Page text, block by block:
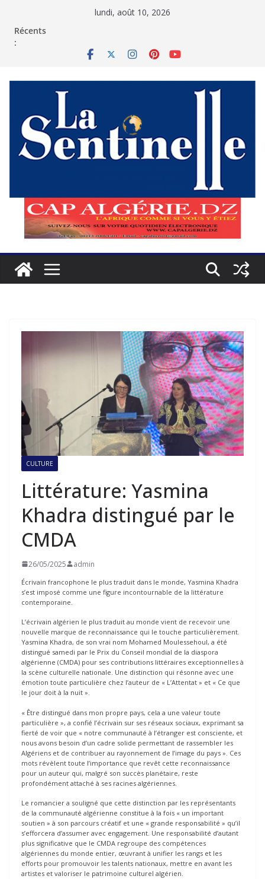
lundi, août 10, 2026
Récents
:
CULTURE
Littérature: Yasmina
Khadra distingué par le
CMDA
26/05/2025 admin
Écrivain francophone le plus traduit dans le monde, Yasmina Khadra
s’est imposé comme une figure incontournable de la littérature
contemporaine.
L’écrivain algérien le plus traduit au monde vient de recevoir une
nouvelle marque de reconnaissance qui le touche particulièrement.
Yasmina Khadra, de son vrai nom Mohamed Moulessehoul, a été
distingué samedi par le Prix du Conseil mondial de la diaspora
algérienne (CMDA) pour ses contributions littéraires exceptionnelles à
la scène culturelle nationale. Une distinction qui résonne avec une
émotion toute particulière chez l’auteur de « L’Attentat » et « Ce que
le jour doit à la nuit ».
« Être distingué dans mon propre pays, cela a une valeur toute
particulière », a confié l’écrivain sur ses réseaux sociaux, exprimant sa
fierté de voir que « notre communauté à l’étranger est consciente, et
nous avons besoin d’un cadre solide permettant de rassembler les
Algériens et de contribuer au rayonnement de l’image du pays ». Ces
mots révèlent toute l’importance que revêt cette reconnaissance
pour un auteur qui, malgré son succès planétaire, reste
profondément attaché à ses racines algériennes.
Le romancier a souligné que cette distinction par les représentants
de la communauté algérienne constitue à la fois « un important
soutien » à son parcours créatif et une « grande responsabilité » qu’il
s’efforcera d’assumer avec engagement. Une responsabilité d’autant
plus significative que le CMDA regroupe des compétences
algériennes du monde entier, œuvrant à unifier les rangs et les
efforts pour promouvoir les talents nationaux, mettre en avant les
artistes et valoriser le patrimoine culturel algérien.